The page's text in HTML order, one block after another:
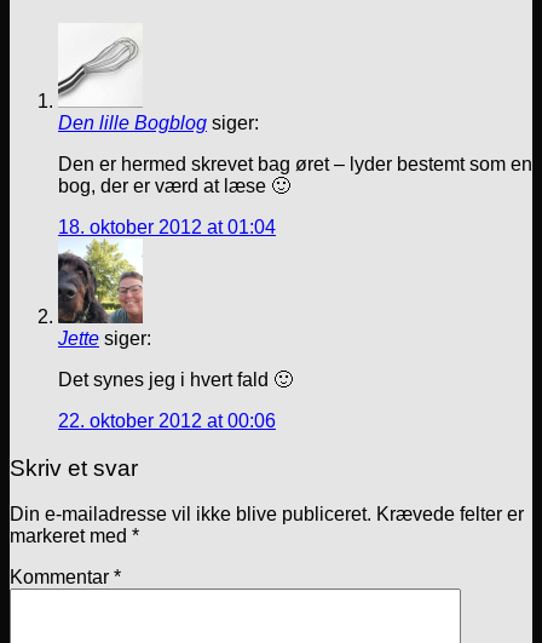
Den lille Bogblog siger:
Den er hermed skrevet bag øret – lyder bestemt som en
bog, der er værd at læse 🙂
18. oktober 2012 at 01:04
Jette siger:
Det synes jeg i hvert fald 🙂
22. oktober 2012 at 00:06
Skriv et svar
Din e-mailadresse vil ikke blive publiceret. Krævede felter er
markeret med *
Kommentar *